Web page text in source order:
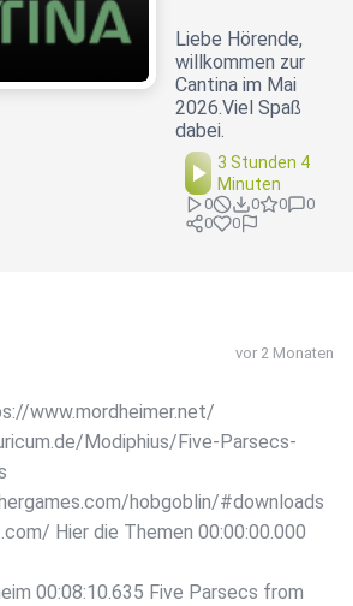
Liebe Hörende,
willkommen zur
Cantina im Mai
2026.Viel Spaß
dabei.
3 Stunden 4
Minuten
0 0 0
0
0
0
vor 2 Monaten
www.mordheimer.net/
Modiphius/Five-Parsecs-
hobgoblin/#downloads
Hier die Themen 00:00:00.000
00:08:10.635 Five Parsecs from